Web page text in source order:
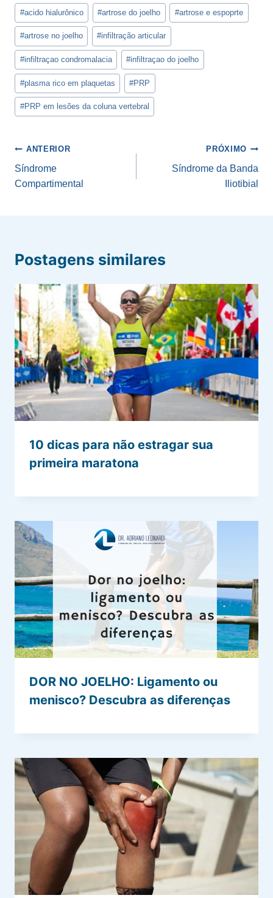
Tags
do
Post:
#acido hialurônico #artrose do joelho #artrose e espoprte
#artrose no joelho #infiltração articular
#infiltraçao condromalacia #infiltraçao do joelho
#plasma rico em plaquetas #PRP
#PRP em lesões da coluna vertebral
Navegação
de
Post
ANTERIOR
Síndrome
Compartimental
PRÓXIMO
Síndrome da Banda
Iliotibial
Postagens similares
10 dicas para não estragar sua
primeira maratona
DOR NO JOELHO: Ligamento ou
menisco? Descubra as diferenças